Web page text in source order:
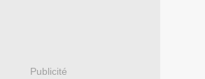
Publicité